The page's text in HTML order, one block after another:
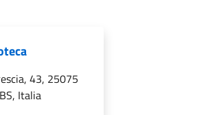
43, 25075
Italia